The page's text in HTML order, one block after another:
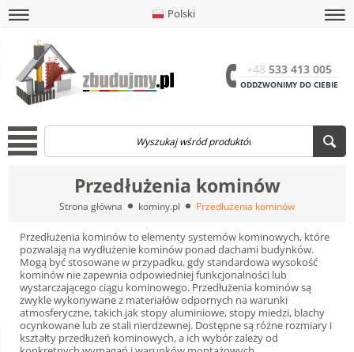
Polski
+48 533 413 005
ODDZWONIMY DO CIEBIE
menu
Przedłużenia kominów
Strona główna kominy.pl Przedłużenia kominów
Przedłużenia kominów to elementy systemów kominowych, które
pozwalają na wydłużenie kominów ponad dachami budynków.
Mogą być stosowane w przypadku, gdy standardowa wysokość
kominów nie zapewnia odpowiedniej funkcjonalności lub
wystarczającego ciągu kominowego. Przedłużenia kominów są
zwykle wykonywane z materiałów odpornych na warunki
atmosferyczne, takich jak stopy aluminiowe, stopy miedzi, blachy
ocynkowane lub ze stali nierdzewnej. Dostępne są różne rozmiary i
kształty przedłużeń kominowych, a ich wybór zależy od
menu
menu